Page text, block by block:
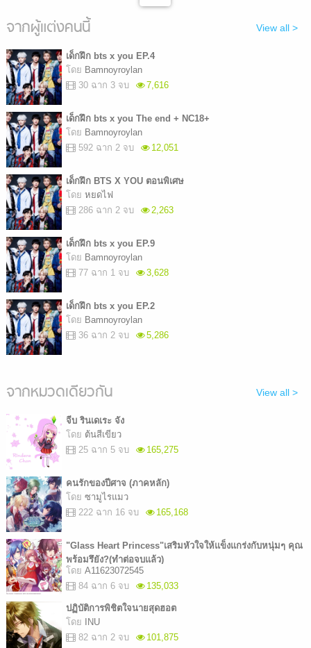
จากผู้แต่งคนนี้ View all >
เด็กฝึก bts x you EP.4
โดย Bamnoyroylan
30 ฉาก 3 จบ
7,616
เด็กฝึก bts x you The end + NC18+
โดย Bamnoyroylan
592 ฉาก 2 จบ
12,051
เด็กฝึก BTS X YOU ตอนพิเศษ
โดย หยดไฟ
286 ฉาก 2 จบ
2,263
เด็กฝึก bts x you EP.9
โดย Bamnoyroylan
77 ฉาก 1 จบ
3,628
เด็กฝึก bts x you EP.2
โดย Bamnoyroylan
36 ฉาก 2 จบ
5,286
จากหมวดเดียวกัน View all >
จีบ รินเดเระ จัง
โดย ต้นสีเขียว
25 ฉาก 5 จบ
165,275
คนรักของปีศาจ (ภาคหลัก)
โดย ซามูไรแมว
222 ฉาก 16 จบ
165,168
"Glass Heart Princess"เสริมหัวใจให้แข็งแกร่งกับหนุ่มๆ คุณ
พร้อมรึยัง?(ทำต่อจบแล้ว)
โดย A11623072545
84 ฉาก 6 จบ
135,033
ปฏิบัติการพิชิตใจนายสุดฮอต
โดย
INU
82 ฉาก 2 จบ
101,875